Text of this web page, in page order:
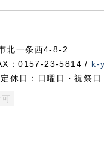
北一条西4-8-2
：0157-23-5814 / k-
休日：日曜日・祝祭日